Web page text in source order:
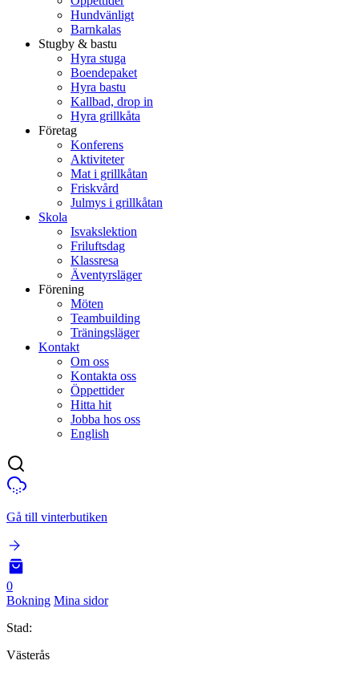
Hundvänligt
Barnkalas
Stugby & bastu
Hyra stuga
Boendepaket
Hyra bastu
Kallbad, drop in
Hyra grillkåta
Företag
Konferens
Aktiviteter
Mat i grillkåtan
Friskvård
Julmys i grillkåtan
Skola
Isvakslektion
Friluftsdag
Klassresa
Äventyrsläger
Förening
Möten
Teambuilding
Träningsläger
Kontakt
Om oss
Kontakta oss
Öppettider
Hitta hit
Jobba hos oss
English
Gå till vinterbutiken
0
Bokning Mina sidor
Stad:
Västerås